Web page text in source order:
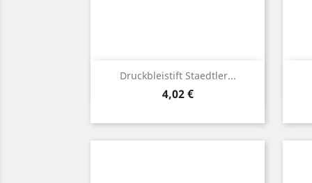
Druckbleistift Staedtler...
Preis
4,02 €
Vorschau